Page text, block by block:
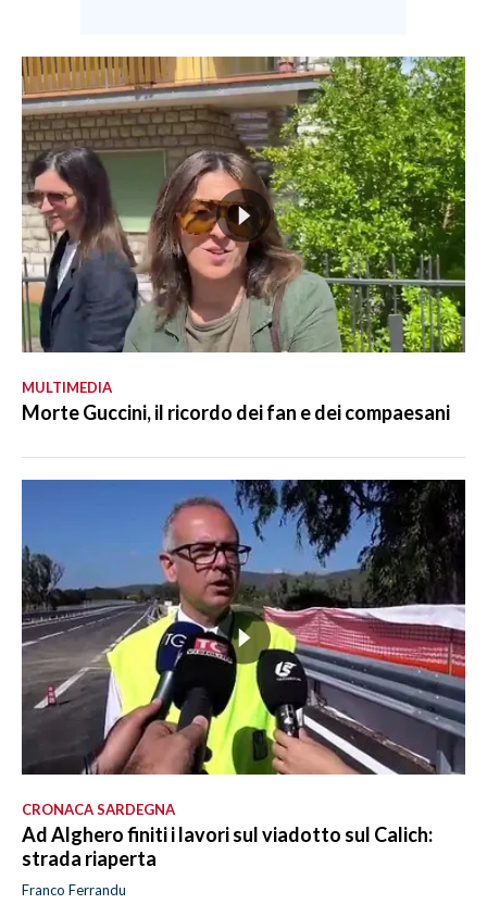
MULTIMEDIA
Morte Guccini, il ricordo dei fan e dei compaesani
CRONACA SARDEGNA
Ad Alghero finiti i lavori sul viadotto sul Calich:
strada riaperta
Franco Ferrandu